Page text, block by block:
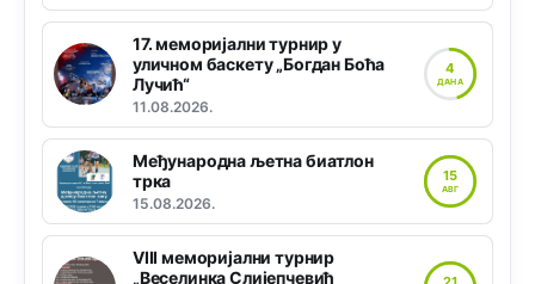
17. меморијални турнир у
уличном баскету „Богдан Боћа
Лучић“
11.08.2026.
4
ДАНА
Међународна љетна биатлон
трка
15.08.2026.
15
АВГ
VIII меморијални турнир
„Веселинка Слијепчевић